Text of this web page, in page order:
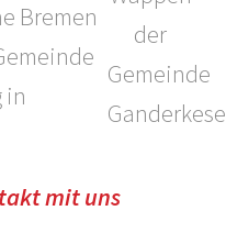
Bremen
in
mit uns